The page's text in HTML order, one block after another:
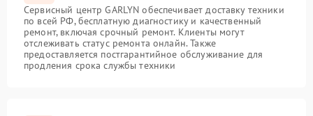
Сервисный центр GARLYN обеспечивает доставку техники
по всей РФ, бесплатную диагностику и качественный
ремонт, включая срочный ремонт. Клиенты могут
отслеживать статус ремонта онлайн. Также
предоставляется постгарантийное обслуживание для
продления срока службы техники